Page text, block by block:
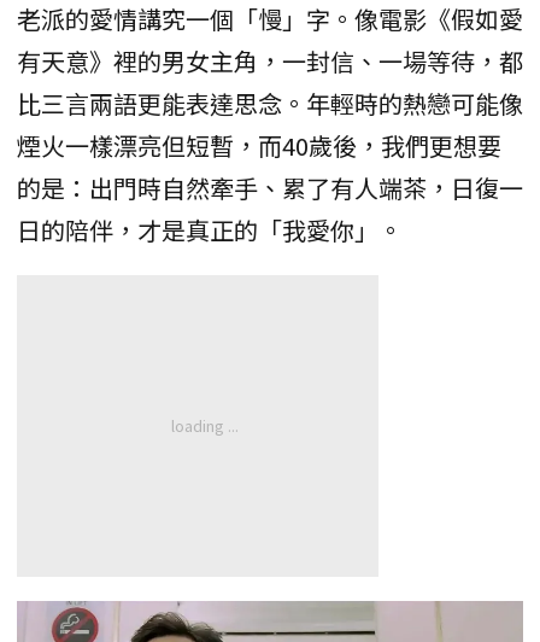
老派的愛情講究一個「慢」字。像電影《假如愛
有天意》裡的男女主角，一封信、一場等待，都
比三言兩語更能表達思念。年輕時的熱戀可能像
煙火一樣漂亮但短暫，而40歲後，我們更想要
的是：出門時自然牽手、累了有人端茶，日復一
日的陪伴，才是真正的「我愛你」。